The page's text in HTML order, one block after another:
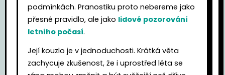
podmínkách. Pranostiku proto nebereme jako
přesné pravidlo, ale jako lidové pozorování
letního počasí.
Její kouzlo je v jednoduchosti. Krátká věta
zachycuje zkušenost, že i uprostřed léta se